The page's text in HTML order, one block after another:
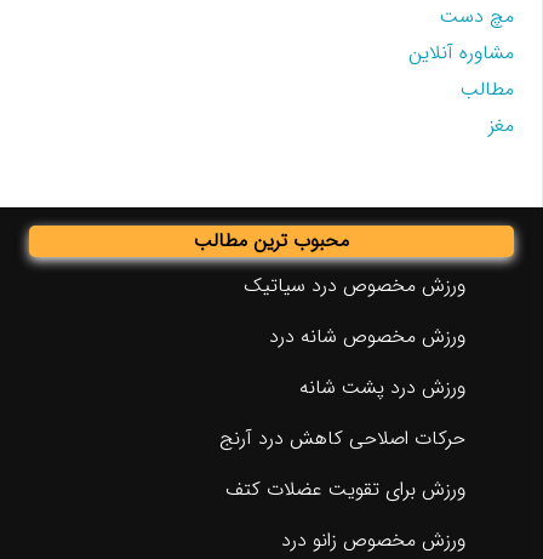
مچ دست
مشاوره آنلاین
مطالب
مغز
محبوب ترین مطالب
ورزش مخصوص درد سیاتیک
ورزش مخصوص شانه درد
ورزش درد پشت شانه
حرکات اصلاحی کاهش درد آرنج
ورزش برای تقویت عضلات کتف
ورزش مخصوص زانو درد